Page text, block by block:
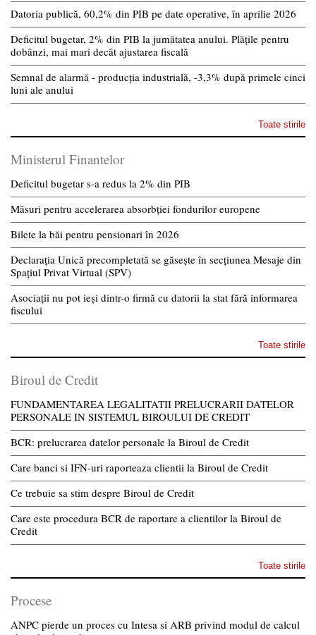
Datoria publică, 60,2% din PIB pe date operative, în aprilie 2026
Deficitul bugetar, 2% din PIB la jumătatea anului. Plățile pentru
dobânzi, mai mari decât ajustarea fiscală
Semnal de alarmă - producția industrială, -3,3% după primele cinci
luni ale anului
Toate stirile
Ministerul Finantelor
Deficitul bugetar s-a redus la 2% din PIB
Măsuri pentru accelerarea absorbției fondurilor europene
Bilete la băi pentru pensionari în 2026
Declarația Unică precompletată se găsește în secțiunea Mesaje din
Spațiul Privat Virtual (SPV)
Asociații nu pot ieși dintr-o firmă cu datorii la stat fără informarea
fiscului
Toate stirile
Biroul de Credit
FUNDAMENTAREA LEGALITATII PRELUCRARII DATELOR
PERSONALE IN SISTEMUL BIROULUI DE CREDIT
BCR: prelucrarea datelor personale la Biroul de Credit
Care banci si IFN-uri raporteaza clientii la Biroul de Credit
Ce trebuie sa stim despre Biroul de Credit
Care este procedura BCR de raportare a clientilor la Biroul de
Credit
Toate stirile
Procese
ANPC pierde un proces cu Intesa si ARB privind modul de calcul